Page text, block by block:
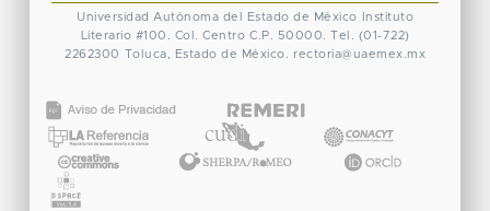
Universidad Autónoma del Estado de México
Instituto
Literario #100. Col. Centro C.P. 50000. Tel. (01-722)
2262300
Toluca, Estado de México. rectoria@uaemex.mx